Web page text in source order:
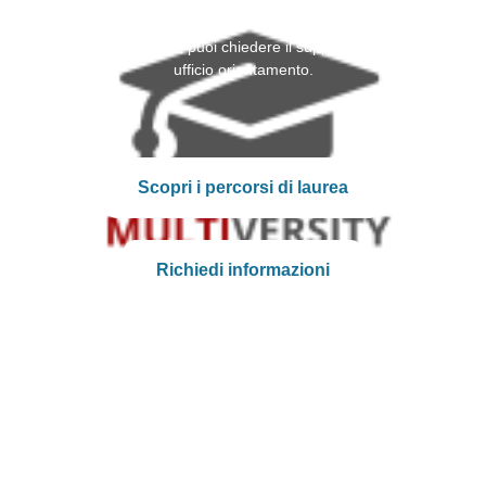
Nessun problema, puoi chiedere il supporto del nostro
ufficio orientamento.
Scopri i percorsi di laurea
Richiedi informazioni